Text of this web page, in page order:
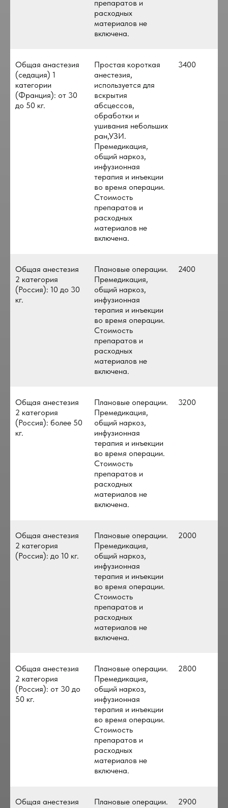
препаратов и
расходных
материалов не
включена.
Общая анастезия
(седация) 1
категории
(Франция): от 30
до 50 кг.
Простая короткая
анестезия,
используется для
вскрытия
абсцессов,
обработки и
ушивания небольших
ран,УЗИ.
Премедикация,
общий наркоз,
инфузионная
терапия и инъекции
во время операции.
Стоимость
препаратов и
расходных
материалов не
включена.
3400
Общая анестезия
2 категория
(Россия): 10 до 30
кг.
Плановые операции.
Премедикация,
общий наркоз,
инфузионная
терапия и инъекции
во время операции.
Стоимость
препаратов и
расходных
материалов не
включена.
2400
Общая анестезия
2 категория
(Россия): более 50
кг.
Плановые операции.
Премедикация,
общий наркоз,
инфузионная
терапия и инъекции
во время операции.
Стоимость
препаратов и
расходных
материалов не
включена.
3200
Общая анестезия
2 категория
(Россия): до 10 кг.
Плановые операции.
Премедикация,
общий наркоз,
инфузионная
терапия и инъекции
во время операции.
Стоимость
препаратов и
расходных
материалов не
включена.
2000
Общая анестезия
2 категория
(Россия): от 30 до
50 кг.
Плановые операции.
Премедикация,
общий наркоз,
инфузионная
терапия и инъекции
во время операции.
Стоимость
препаратов и
расходных
материалов не
включена.
2800
Общая анестезия
Плановые операции.
2900